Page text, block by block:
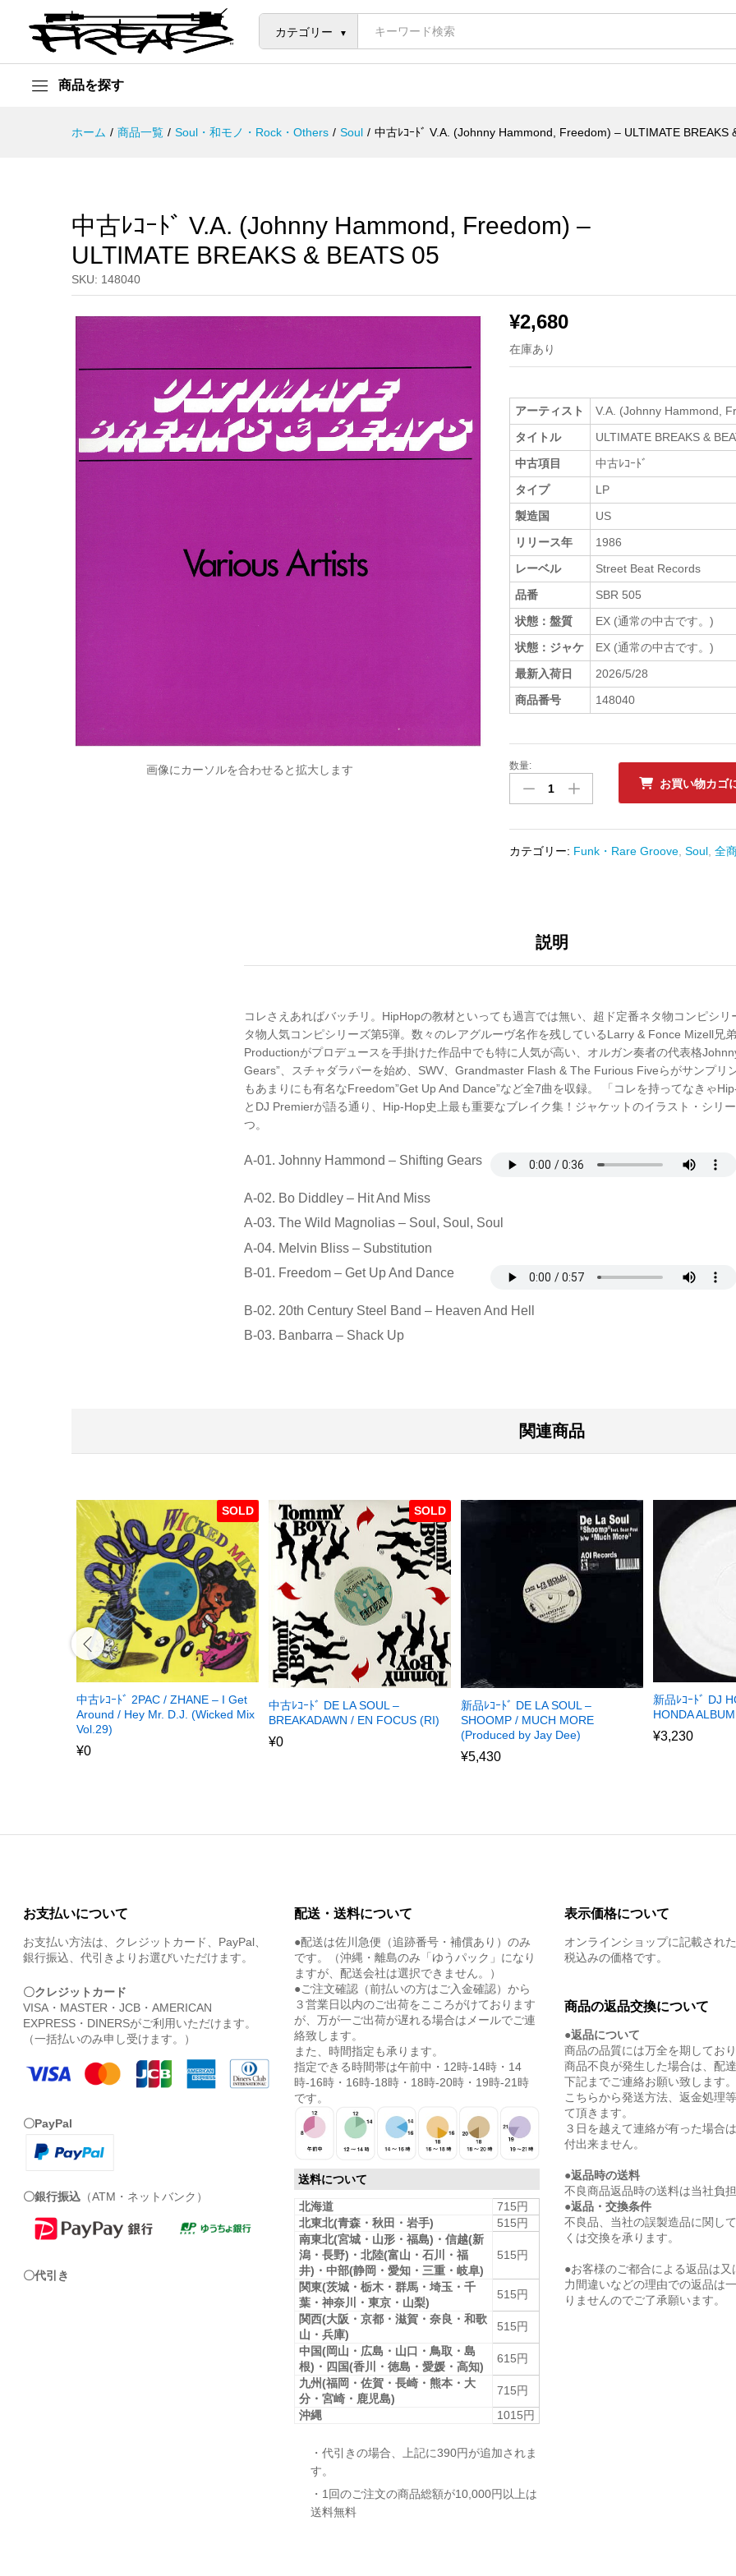
カテゴリー
商品を探す
ホーム / 商品一覧 / Soul・和モノ・Rock・Others / Soul / 中古ﾚｺｰﾄﾞ V.A. (Johnny Hammond, Freedom) – ULTIMATE BREAKS
中古ﾚｺｰﾄﾞ V.A. (Johnny Hammond, Freedom) –
ULTIMATE BREAKS & BEATS 05
SKU: 148040
画像にカーソルを合わせると拡大します
¥2,680
在庫あり
アーティスト
V.A. (Johnny Hammond,
タイトル
ULTIMATE BREAKS &
中古項目
中古ﾚｺｰﾄﾞ
タイプ
LP
製造国
US
リリース年
1986
レーベル
Street Beat Records
品番
SBR 505
状態：盤質
EX (通常の中古です。)
状態：ジャケ
EX (通常の中古です。)
最新入荷日
2026/5/28
商品番号
148040
中
ﾚ
ﾄﾞ
Freedom)
ULTIMATE
BEATS
05
数
量
数量:
お買い物カゴ
カテゴリー: Funk・Rare Groove ,Soul ,全
説明
コレさえあればバッチリ。HipHopの教材といっても過言では無い、超ド定番ネタ物コンピシ
タ物人気コンピシリーズ第5弾。数々のレアグルーヴ名作を残しているLarry & Fonce Mizell兄
Productionがプロデュースを手掛けた作品中でも特に人気が高い、オルガン奏者の代表格
Gears”、スチャダラパーを始め、SWV、Grandmaster Flash & The Furious Fiveらがサンプリ
もあまりにも有名なFreedom”Get Up And Dance”など全7曲を収録。 「コレを持ってなきゃ
とDJ Premierが語る通り、Hip-Hop史上最も重要なブレイク集！ジャケットのイラスト・シリ
つ。
A-01. Johnny Hammond – Shifting Gears
A-02. Bo Diddley – Hit And Miss
A-03. The Wild Magnolias – Soul, Soul, Soul
A-04. Melvin Bliss – Substitution
B-01. Freedom – Get Up And Dance
B-02. 20th Century Steel Band – Heaven And Hell
B-03. Banbarra – Shack Up
関連商品
SOLD
中古ﾚｺｰﾄﾞ 2PAC / ZHANE – I Get
Around / Hey Mr. D.J. (Wicked Mix
Vol.29)
¥0
SOLD
中古ﾚｺｰﾄﾞ DE LA SOUL –
BREAKADAWN / EN FOCUS (RI)
¥0
新品ﾚｺｰﾄﾞ DE LA SOUL –
SHOOMP / MUCH MORE
(Produced by Jay Dee)
¥5,430
新品ﾚｺｰﾄﾞ DJ
HONDA
¥3,230
お支払いについて
お支払い方法は、クレジットカード、PayPal、
銀行振込、代引きよりお選びいただけます。
〇クレジットカード
VISA・MASTER・JCB・AMERICAN
EXPRESS・DINERSがご利用いただけます。
（一括払いのみ申し受けます。）
〇PayPal
〇銀行振込 （ATM・ネットバンク）
〇代引き
配送・送料について
●配送は佐川急便（追跡番号・補償あり）のみ
です。（沖縄・離島のみ「ゆうパック」になり
ますが、配送会社は選択できません。）
●ご注文確認（前払いの方はご入金確認）から
３営業日以内のご出荷をこころがけております
が、万が一ご出荷が遅れる場合はメールでご連
絡致します。
また、時間指定も承ります。
指定できる時間帯は午前中・12時-14時・14
時-16時・16時-18時・18時-20時・19時-21時
です。
送料について
北海道
715円
北東北(青森・秋田・岩手)
515円
南東北(宮城・山形・福島)・信越(新
潟・長野)・北陸(富山・石川・福
井)・中部(静岡・愛知・三重・岐阜)
515円
関東(茨城・栃木・群馬・埼玉・千
葉・神奈川・東京・山梨)
515円
関西(大阪・京都・滋賀・奈良・和歌
山・兵庫)
515円
中国(岡山・広島・山口・鳥取・島
根)・四国(香川・徳島・愛媛・高知)
615円
九州(福岡・佐賀・長崎・熊本・大
分・宮崎・鹿児島)
715円
沖縄
1015円
・代引きの場合、上記に390円が追加されま
す。
・1回のご注文の商品総額が10,000円以上は
送料無料
表示価格について
オンラインショップに記載され
税込みの価格です。
商品の返品交換について
●返品について
商品の品質には万全を期してお
商品不良が発生した場合は、配
下記までご連絡お願い致します。
こちらから発送方法、返金処理
て頂きます。
３日を越えて連絡が有った場合
付出来ません。
●返品時の送料
不良商品返品時の送料は当社負担
●返品・交換条件
不良品、当社の誤製造品に関し
くは交換を承ります。
●お客様のご都合による返品は又
力間違いなどの理由での返品は
りませんのでご了承願います。
中古ﾚｺｰﾄﾞ V.A. (Johnny Hammond, Freedom) - ULTIMATE BREAKS & BEATS 05
説明